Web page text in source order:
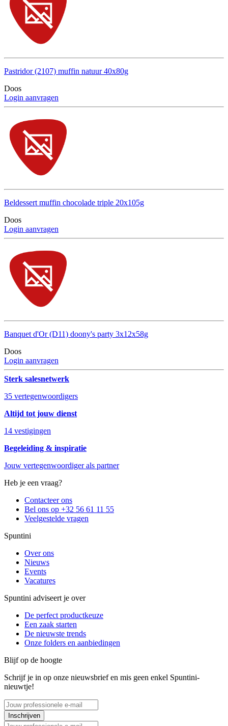
Pastridor (2107) muffin natuur 40x80g
Doos
Login aanvragen
Beldessert muffin chocolade triple 20x105g
Doos
Login aanvragen
Banquet d'Or (D11) doony's party 3x12x58g
Doos
Login aanvragen
Sterk salesnetwerk
35 vertegenwoordigers
Altijd tot jouw dienst
14 vestigingen
Begeleiding & inspiratie
Jouw vertegenwoordiger als partner
Heb je een vraag?
Contacteer ons
Bel ons op +32 56 61 11 55
Veelgestelde vragen
Spuntini
Over ons
Nieuws
Events
Vacatures
Spuntini adviseert je over
De perfect productkeuze
Een zaak starten
De nieuwste trends
Onze folders en aanbiedingen
Blijf op de hoogte
Schrijf je in op onze nieuwsbrief en mis geen enkel Spuntini-
nieuwtje!
Inschrijven